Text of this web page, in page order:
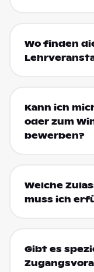
Wo finden
Kann ich
oder zum
bewerben?
Welche
muss ich
Gibt es